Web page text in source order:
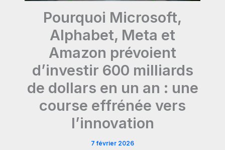
Pourquoi Microsoft,
Alphabet, Meta et
Amazon prévoient
d’investir 600 milliards
de dollars en un an : une
course effrénée vers
l’innovation
7 février 2026